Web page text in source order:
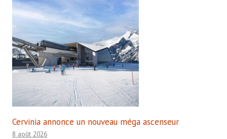
Cervinia annonce un nouveau méga ascenseur
8 août 2026